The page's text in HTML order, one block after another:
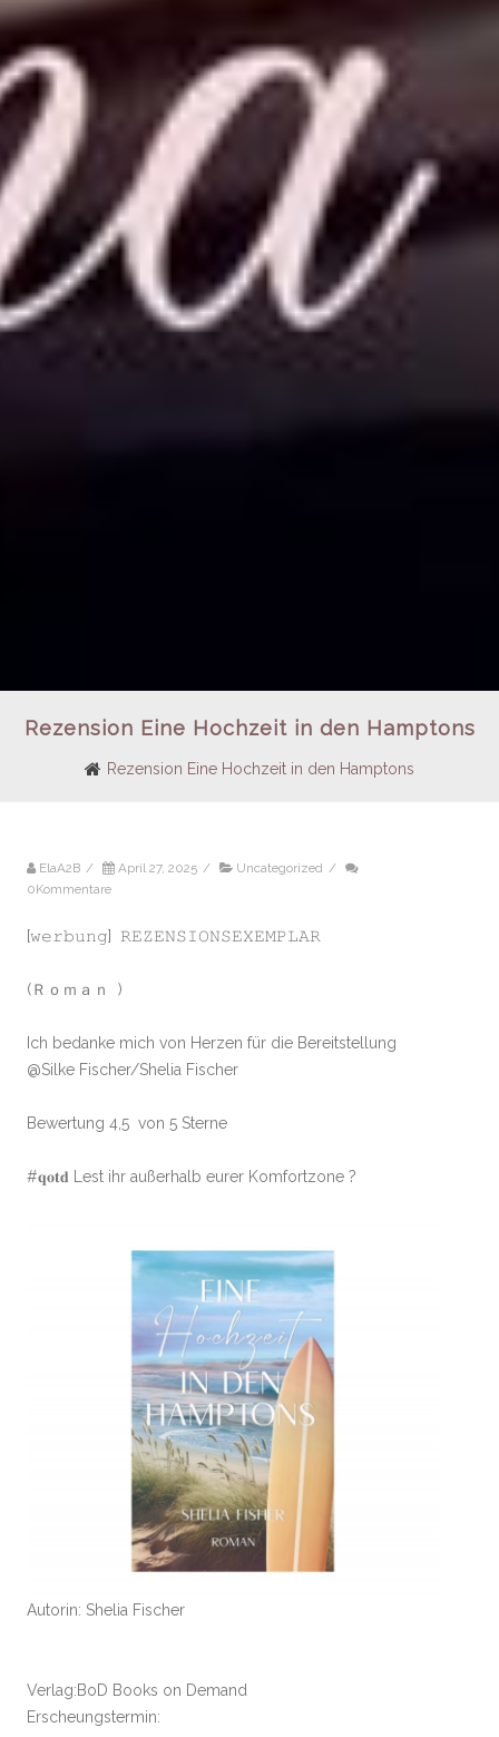
Rezension Eine Hochzeit in den Hamptons
Rezension Eine Hochzeit in den Hamptons
ElaA2B / April 27, 2025 / Uncategorized /
0Kommentare
[𝚠𝚎𝚛𝚋𝚞𝚗𝚐] 𝚁𝙴𝚉𝙴𝙽𝚂𝙸𝙾𝙽𝚂𝙴𝚇𝙴𝙼𝙿𝙻𝙰𝚁
(Ｒｏｍａｎ )
Ich bedanke mich von Herzen für die Bereitstellung
@Silke Fischer/Shelia Fischer
Bewertung 4,5 von 5 Sterne
#𝐪𝐨𝐭𝐝 Lest ihr außerhalb eurer Komfortzone ?
Autorin: Shelia Fischer
Verlag:BoD Books on Demand
Erscheungstermin: